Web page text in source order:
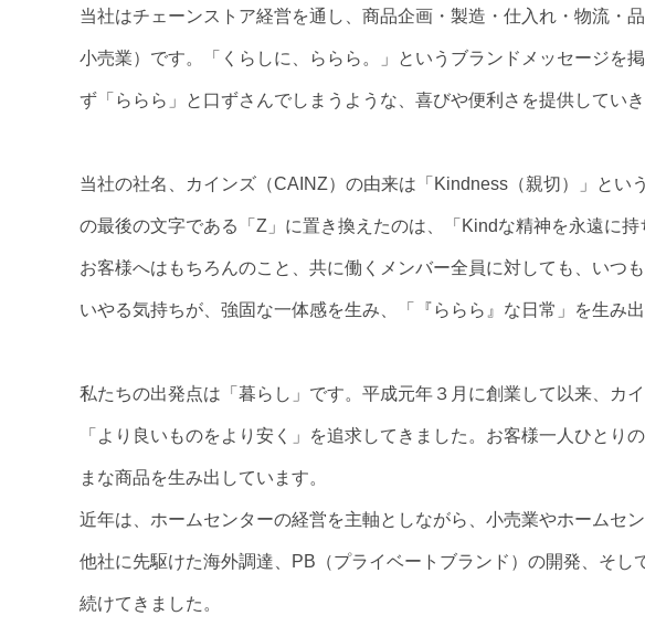
当社はチェーンストア経営を通し、商品企画・製造・仕入れ・物流・
小売業）です。「くらしに、ららら。」というブランドメッセージを
ず「ららら」と口ずさんでしまうような、喜びや便利さを提供してい
当社の社名、カインズ（CAINZ）の由来は「Kindness（親切）」とい
の最後の文字である「Z」に置き換えたのは、「Kindな精神を永遠に持
お客様へはもちろんのこと、共に働くメンバー全員に対しても、いつ
いやる気持ちが、強固な一体感を生み、「『ららら』な日常」を生み
私たちの出発点は「暮らし」です。平成元年３月に創業して以来、カ
「より良いものをより安く」を追求してきました。お客様一人ひとり
まな商品を生み出しています。
近年は、ホームセンターの経営を主軸としながら、小売業やホームセ
他社に先駆けた海外調達、PB（プライベートブランド）の開発、そ
続けてきました。